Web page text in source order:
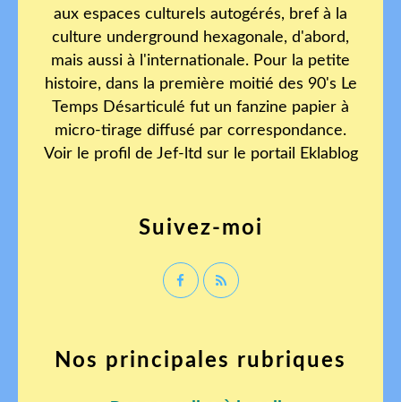
aux espaces culturels autogérés, bref à la
culture underground hexagonale, d'abord,
mais aussi à l'internationale. Pour la petite
histoire, dans la première moitié des 90's Le
Temps Désarticulé fut un fanzine papier à
micro-tirage diffusé par correspondance.
Voir le profil de Jef-ltd sur le portail Eklablog
Suivez-moi
Nos principales rubriques